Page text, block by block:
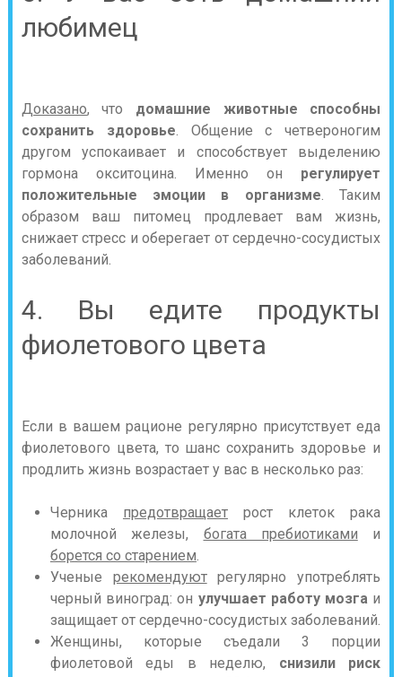
любимец
Доказано, что домашние животные способны
сохранить здоровье. Общение с четвероногим
другом успокаивает и способствует выделению
гормона окситоцина. Именно он регулирует
положительные эмоции в организме. Таким
образом ваш питомец продлевает вам жизнь,
снижает стресс и оберегает от сердечно-сосудистых
заболеваний.
4. Вы едите продукты
фиолетового цвета
Если в вашем рационе регулярно присутствует еда
фиолетового цвета, то шанс сохранить здоровье и
продлить жизнь возрастает у вас в несколько раз:
Черника предотвращаетрост клеток рака
молочной железы, богата пребиотиками и
борется со старением.
Ученые рекомендуютрегулярно употреблять
черный виноград: он улучшает работу мозгаи
защищает от сердечно-сосудистых заболеваний.
Женщины, которые съедали 3 порции
фиолетовой еды в неделю, снизили риск